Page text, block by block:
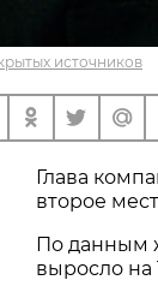
источников
Глава
второе
По данным
выросло на